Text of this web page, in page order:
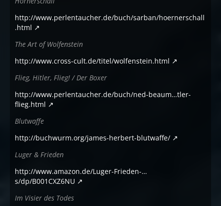
http://www.perlentaucher.de/buch/sarban/hoernerschall
.html
The Art of Wolfenstein
http://www.cross-cult.de/titel/wolfenstein.html
Flieg, Hitler, Flieg! / Der Boxer
http://www.perlentaucher.de/buch/ned-beaum…tler-
flieg.html
Blutwaffe
http://buchwurm.org/james-herbert-blutwaffe/
Luger & Frieden
http://www.amazon.de/Luger-Frieden-…
s/dp/B001CXZ6NU
Im Visier des Todes